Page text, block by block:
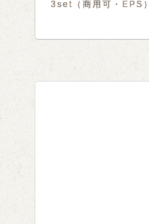
3set（商用可・EPS）